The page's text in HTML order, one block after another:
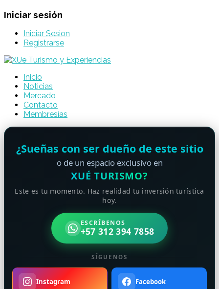
Iniciar sesión
Iniciar Sesion
Registrarse
Inicio
Noticias
Mercado
Contacto
Membresías
¿Sueñas con ser dueño de este sitio
o de un espacio exclusivo en
XUÉ TURISMO?
Este es tu momento. Haz realidad tu inversión turística
hoy.
ESCRÍBENOS
+57 312 394 7858
SÍGUENOS
Instagram Facebook